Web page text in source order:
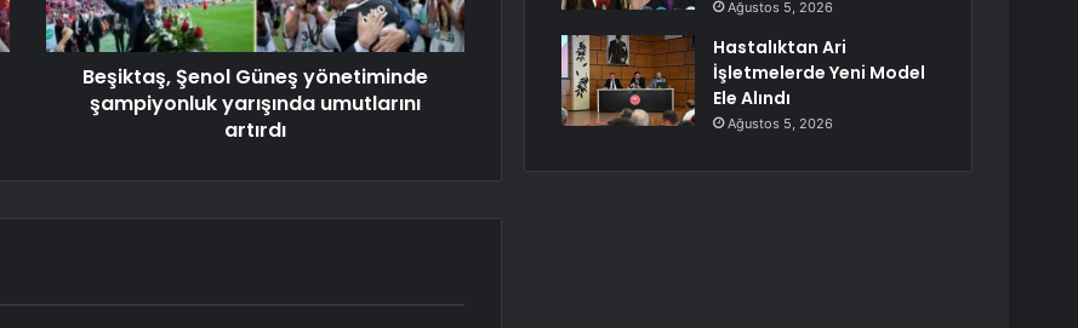
Beşiktaş, Şenol Güneş yönetiminde
şampiyonluk yarışında umutlarını
artırdı
Ağustos 5, 2026
Hastalıktan Ari
İşletmelerde Yeni Model
Ele Alındı
Ağustos 5, 2026